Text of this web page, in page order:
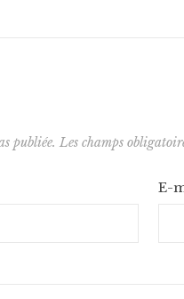
publiée. Les champs
E-